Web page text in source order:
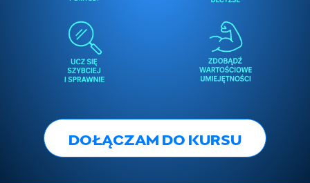
DOŁĄCZAM DO KURSU